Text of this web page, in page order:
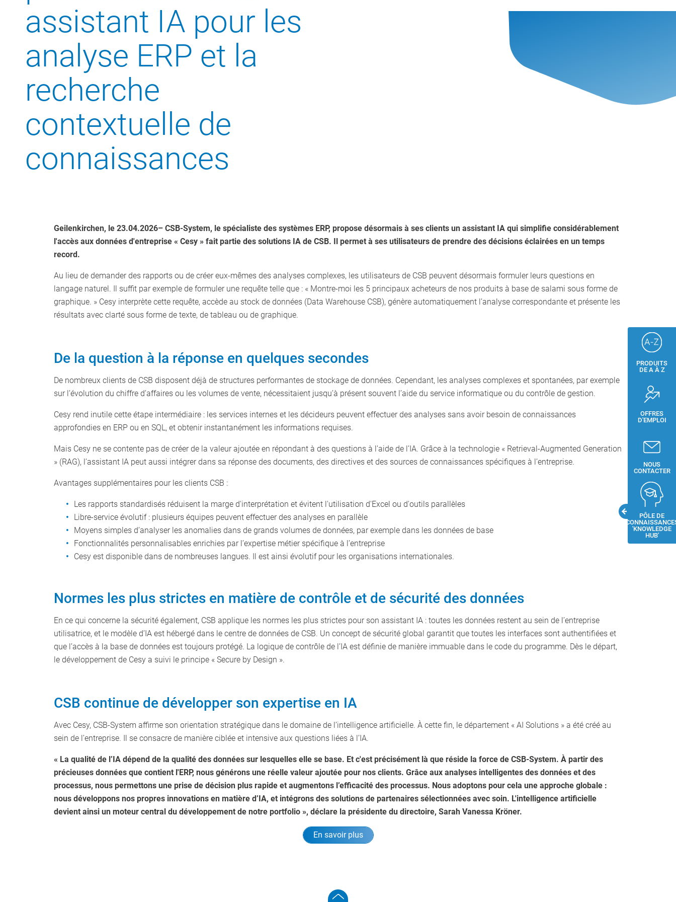
PRODUITS
DE A À Z
OFFRES
D'EMPLOI
NOUS
CONTACTER
PÔLE DE
'KNOWLEDGE
HUB'
assistant IA pour les
analyse ERP et la
recherche
contextuelle de
connaissances
Geilenkirchen, le 23.04.2026– CSB-System, le spécialiste des systèmes ERP, propose désormais à ses clients un assistant IA qui simplifie considérablement
l'accès aux données d'entreprise « Cesy » fait partie des solutions IA de CSB. Il permet à ses utilisateurs de prendre des décisions éclairées en un temps
record.
Au lieu de demander des rapports ou de créer eux-mêmes des analyses complexes, les utilisateurs de CSB peuvent désormais formuler leurs questions en
langage naturel. Il suffit par exemple de formuler une requête telle que : « Montre-moi les 5 principaux acheteurs de nos produits à base de salami sous forme de
graphique. » Cesy interprète cette requête, accède au stock de données (Data Warehouse CSB), génère automatiquement l’analyse correspondante et présente les
résultats avec clarté sous forme de texte, de tableau ou de graphique.
De la question à la réponse en quelques secondes
De nombreux clients de CSB disposent déjà de structures performantes de stockage de données. Cependant, les analyses complexes et spontanées, par exemple
sur l’évolution du chiffre d’affaires ou les volumes de vente, nécessitaient jusqu’à présent souvent l’aide du service informatique ou du contrôle de gestion.
Cesy rend inutile cette étape intermédiaire : les services internes et les décideurs peuvent effectuer des analyses sans avoir besoin de connaissances
approfondies en ERP ou en SQL, et obtenir instantanément les informations requises.
Mais Cesy ne se contente pas de créer de la valeur ajoutée en répondant à des questions à l’aide de l’IA. Grâce à la technologie « Retrieval-Augmented Generation
» (RAG), l’assistant IA peut aussi intégrer dans sa réponse des documents, des directives et des sources de connaissances spécifiques à l’entreprise.
Avantages supplémentaires pour les clients CSB :
Les rapports standardisés réduisent la marge d'interprétation et évitent l'utilisation d'Excel ou d'outils parallèles
Libre-service évolutif : plusieurs équipes peuvent effectuer des analyses en parallèle
Moyens simples d’analyser les anomalies dans de grands volumes de données, par exemple dans les données de base
Fonctionnalités personnalisables enrichies par l’expertise métier spécifique à l’entreprise
Cesy est disponible dans de nombreuses langues. Il est ainsi évolutif pour les organisations internationales.
Normes les plus strictes en matière de contrôle et de sécurité des données
En ce qui concerne la sécurité également, CSB applique les normes les plus strictes pour son assistant IA : toutes les données restent au sein de l’entreprise
utilisatrice, et le modèle d’IA est hébergé dans le centre de données de CSB. Un concept de sécurité global garantit que toutes les interfaces sont authentifiées et
que l’accès à la base de données est toujours protégé. La logique de contrôle de l’IA est définie de manière immuable dans le code du programme. Dès le départ,
le développement de Cesy a suivi le principe « Secure by Design ».
CSB continue de développer son expertise en IA
Avec Cesy, CSB-System affirme son orientation stratégique dans le domaine de l’intelligence artificielle. À cette fin, le département « AI Solutions » a été créé au
sein de l’entreprise. Il se consacre de manière ciblée et intensive aux questions liées à l’IA.
« La qualité de l’IA dépend de la qualité des données sur lesquelles elle se base. Et c'est précisément là que réside la force de CSB-System. À partir des
précieuses données que contient l'ERP, nous générons une réelle valeur ajoutée pour nos clients. Grâce aux analyses intelligentes des données et des
processus, nous permettons une prise de décision plus rapide et augmentons l’efficacité des processus. Nous adoptons pour cela une approche globale :
nous développons nos propres innovations en matière d’IA, et intégrons des solutions de partenaires sélectionnées avec soin. L'intelligence artificielle
devient ainsi un moteur central du développement de notre portfolio », déclare la présidente du directoire, Sarah Vanessa Kröner.
En savoir plus